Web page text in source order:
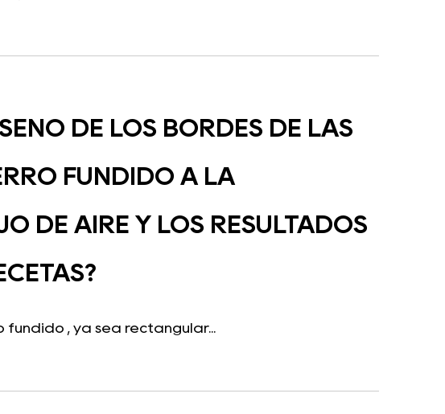
DE LOS BORDES DE LAS
FUNDIDO A LA
DE AIRE Y LOS RESULTADOS
, ya sea rectangular...